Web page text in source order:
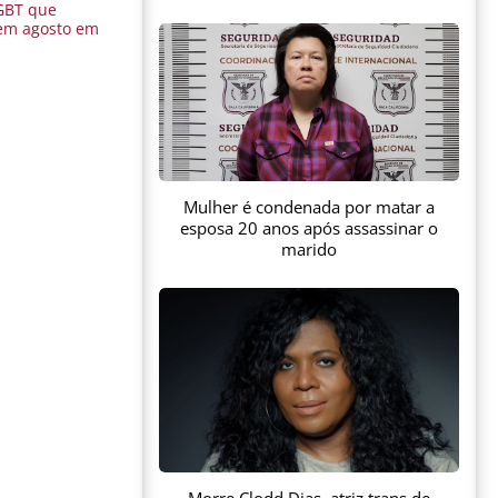
que
agosto em
Mulher é condenada por matar a
esposa 20 anos após assassinar o
marido